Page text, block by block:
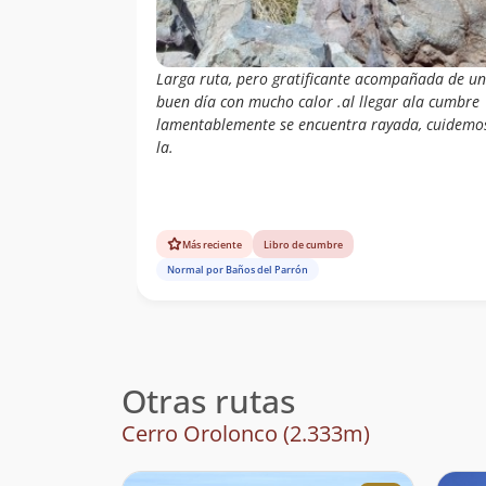
Larga ruta, pero gratificante acompañada de un
buen día con mucho calor .al llegar ala cumbre
lamentablemente se encuentra rayada,
la.
Más reciente
Libro de cumbre
Normal por Baños del Parrón
Otras rutas
Cerro Orolonco (2.333m)